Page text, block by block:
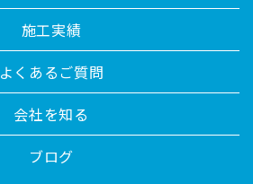
施工実績
よくあるご質問
会社を知る
ブログ